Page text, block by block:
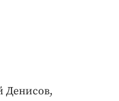
Денисов,